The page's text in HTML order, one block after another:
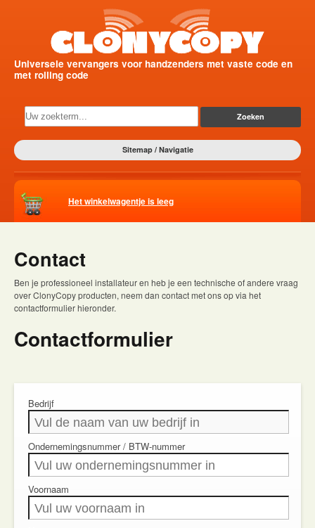
Universele vervangers voor handzenders met vaste code en
met rolling code
Sitemap / Navigatie
Het winkelwagentje is leeg
Contact
Ben je professioneel installateur en heb je een technische of andere vraag
over ClonyCopy producten, neem dan contact met ons op via het
contactformulier hieronder.
Contactformulier
Bedrijf
Ondernemingsnummer / BTW-nummer
Voornaam